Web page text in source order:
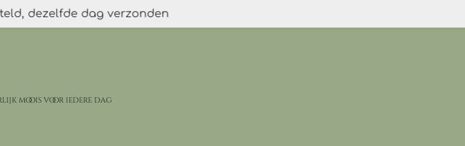
dezelfde dag verzonden
moois voor iedere dag